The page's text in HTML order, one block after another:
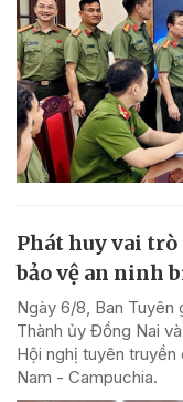
Phát huy vai
bảo vệ an ninh
Ngày 6/8, Ban Tuyên
Thành ủy Đồng Nai
Hội nghị tuyên
Nam - Campuchia.